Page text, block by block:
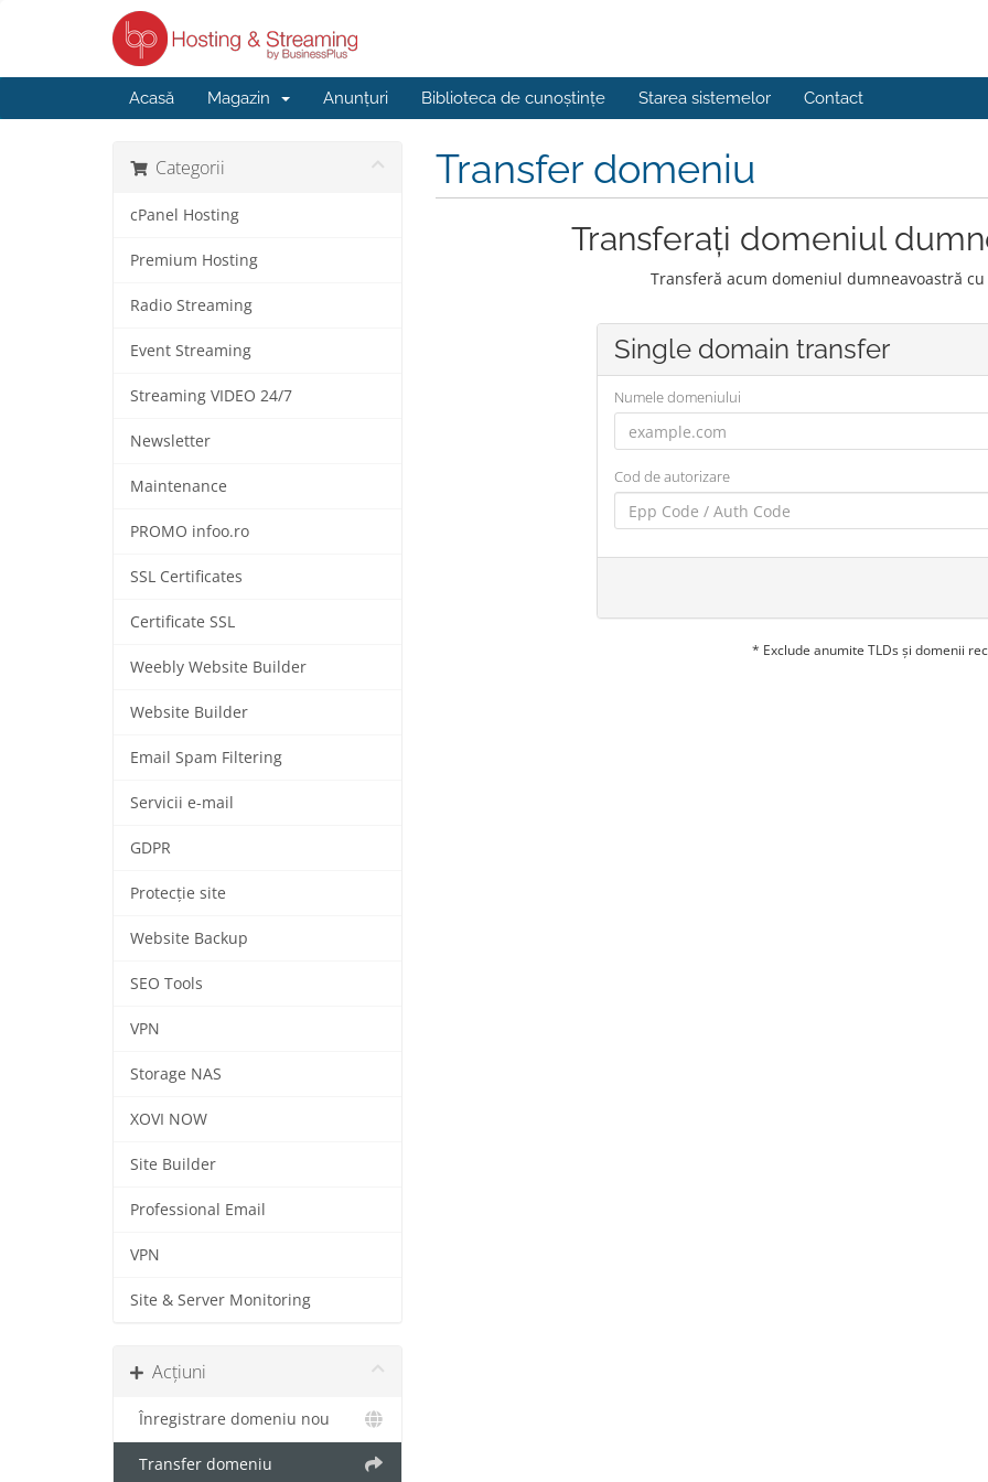
Acasă Magazin Anunțuri Biblioteca de cunoștințe Starea sistemelor Contact
Categorii
cPanel Hosting
Premium Hosting
Radio Streaming
Event Streaming
Streaming VIDEO 24/7
Newsletter
Maintenance
PROMO infoo.ro
SSL Certificates
Certificate SSL
Weebly Website Builder
Website Builder
Email Spam Filtering
Servicii e-mail
GDPR
Protecție site
Website Backup
SEO Tools
VPN
Storage NAS
XOVI NOW
Site Builder
Professional Email
VPN
Site & Server Monitoring
Acțiuni
Înregistrare domeniu nou
Transfer domeniu
Transfer domeniu
Transferați domeniul
Transferă acum domeniul dumneavoastră
Single domain transfer
Numele domeniului
Cod de autorizare
* Exclude anumite TLDs și domenii